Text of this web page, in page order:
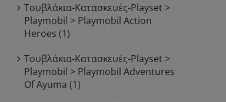
Τουβλάκια-Κατασκευές-Playset >
Playmobil > Playmobil Action
Heroes (1)
Τουβλάκια-Κατασκευές-Playset >
Playmobil > Playmobil Adventures
Of Ayuma (1)